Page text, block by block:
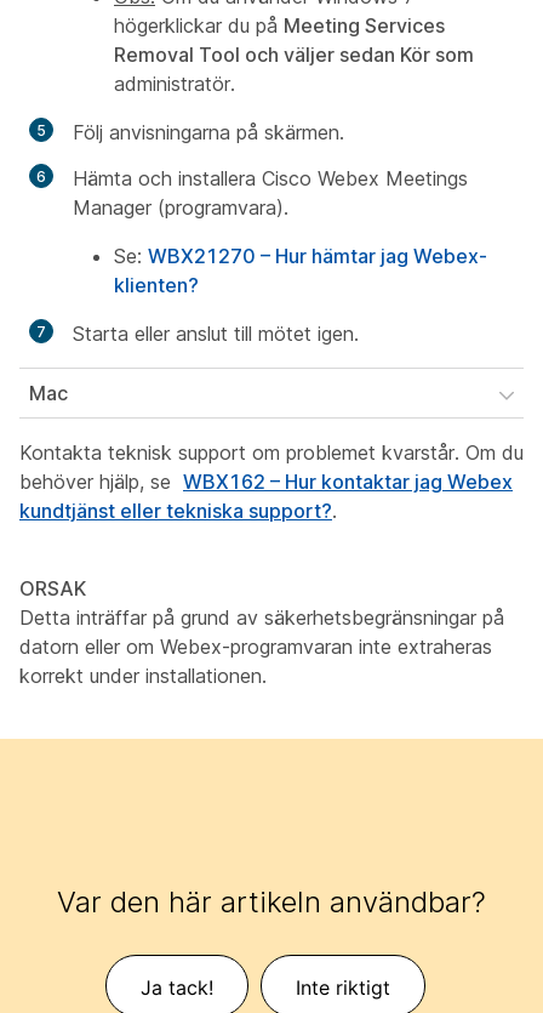
högerklickar du på Meeting Services
Removal Tool och väljer sedan Kör som
administratör.
Följ anvisningarna på skärmen.
Hämta och installera Cisco Webex Meetings
Manager (programvara).
Se: WBX21270 – Hur hämtar jag Webex-
klienten?
Starta eller anslut till mötet igen.
Mac
Kontakta teknisk support om problemet kvarstår. Om du
behöver hjälp, se WBX162 – Hur kontaktar jag Webex
kundtjänst eller tekniska support?.
ORSAK
Detta inträffar på grund av säkerhetsbegränsningar på
datorn eller om Webex-programvaran inte extraheras
korrekt under installationen.
Var den här artikeln användbar?
Ja tack! Inte riktigt